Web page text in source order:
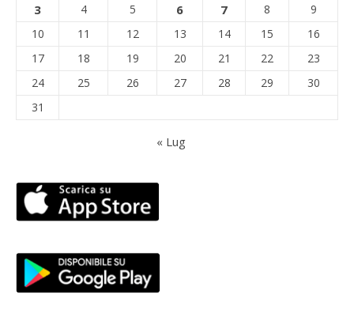
3 4 5 6 7 8
9
10
11 12 13 14 15
16
17
18 19 20 21 22
23
24
25 26 27 28 29
30
31
« Lug